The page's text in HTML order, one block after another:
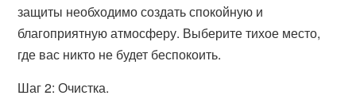
защиты необходимо создать спокойную и
благоприятную атмосферу. Выберите тихое место,
где вас никто не будет беспокоить.
Шаг 2: Очистка.